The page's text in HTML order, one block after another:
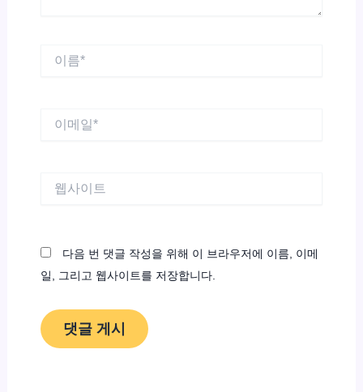
다음 번 댓글 작성을 위해 이 브라우저에 이름, 이메
일, 그리고 웹사이트를 저장합니다.